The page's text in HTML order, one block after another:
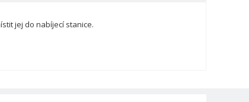
jej do nabíjecí stanice.